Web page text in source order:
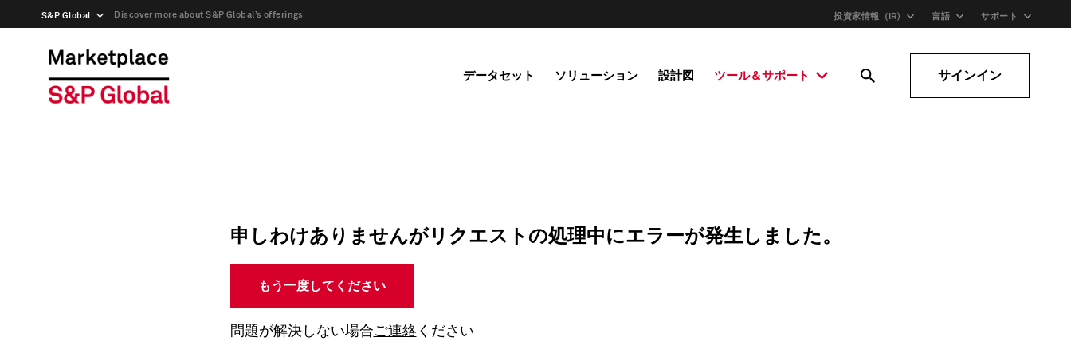
S&P Global Discover more about S&P Global’s offerings 投資家情報（IR) 言語 サポート
データセット ソリューション 設計図 ツール＆サポート サインイン
申しわけありませんがリクエストの処理中にエラーが発生しました。
もう一度してください
問題が解決しない場合ご連絡 ください